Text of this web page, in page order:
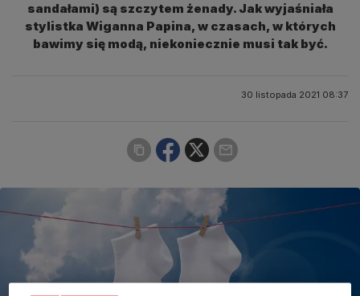
sandałami) są szczytem żenady. Jak wyjaśniała
stylistka Wiganna Papina, w czasach, w których
bawimy się modą, niekoniecznie musi tak być.
30 listopada 2021 08:37